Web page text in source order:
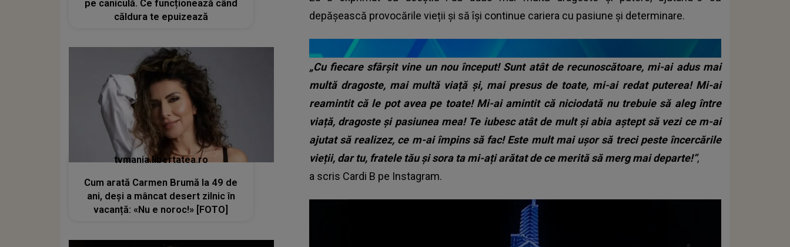
depășească provocările vieții și să își continue cariera cu pasiune și determinare.
„Cu fiecare sfârșit vine un nou început! Sunt atât de recunoscătoare, mi-ai adus mai
multă dragoste, mai multă viață și, mai presus de toate, mi-ai redat puterea! Mi-ai
reamintit că le pot avea pe toate! Mi-ai amintit că niciodată nu trebuie să aleg între
viață, dragoste și pasiunea mea! Te iubesc atât de mult și abia aștept să vezi ce m-ai
ajutat să realizez, ce m-ai împins să fac! Este mult mai ușor să treci peste încercările
vieții, dar tu, fratele tău și sora ta mi-ați arătat de ce merită să merg mai departe!”,
a scris Cardi B pe Instagram.
pe caniculă. Ce funcționează când
căldura te epuizează
tvmania.libertatea.ro
Cum arată Carmen Brumă la 49 de
ani, deși a mâncat desert zilnic în
vacanță: «Nu e noroc!» [FOTO]